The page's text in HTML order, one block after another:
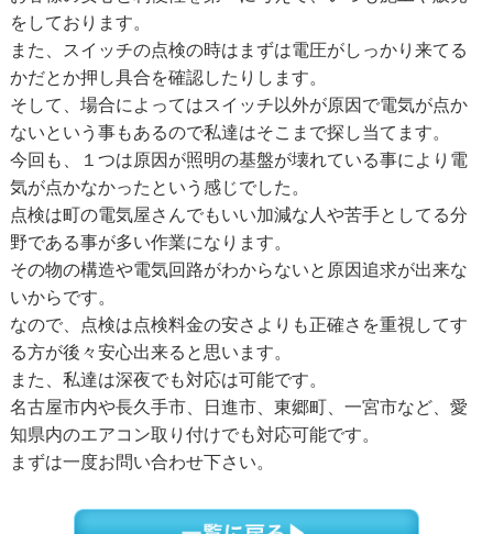
をしております。
また、スイッチの点検の時はまずは電圧がしっかり来てる
かだとか押し具合を確認したりします。
そして、場合によってはスイッチ以外が原因で電気が点か
ないという事もあるので私達はそこまで探し当てます。
今回も、１つは原因が照明の基盤が壊れている事により電
気が点かなかったという感じでした。
点検は町の電気屋さんでもいい加減な人や苦手としてる分
野である事が多い作業になります。
その物の構造や電気回路がわからないと原因追求が出来な
いからです。
なので、点検は点検料金の安さよりも正確さを重視してす
る方が後々安心出来ると思います。
また、私達は深夜でも対応は可能です。
名古屋市内や長久手市、日進市、東郷町、一宮市など、愛
知県内のエアコン取り付けでも対応可能です。
まずは一度お問い合わせ下さい。